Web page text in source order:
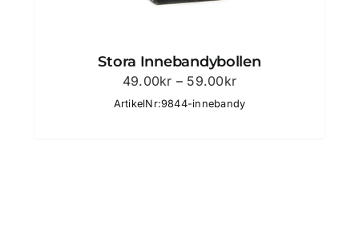
Stora Innebandybollen
49.00kr – 59.00krPrisintervall:
49.00kr
ArtikelNr:9844-innebandy